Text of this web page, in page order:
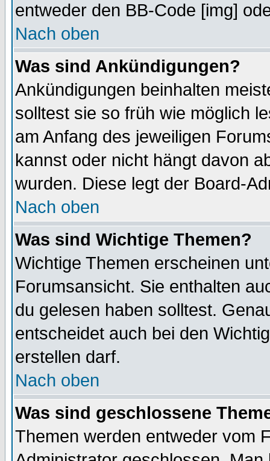
entweder den BB-Code [img]
Nach oben
Was sind Ankündigungen?
Ankündigungen beinhalten
solltest sie so früh wie möglich
am Anfang des jeweiligen
kannst oder nicht hängt davon
wurden. Diese legt der Board-
Nach oben
Was sind Wichtige Themen?
Wichtige Themen erscheinen
Forumsansicht. Sie enthalten
du gelesen haben solltest.
entscheidet auch bei den
erstellen darf.
Nach oben
Was sind geschlossene
Themen werden entweder vom